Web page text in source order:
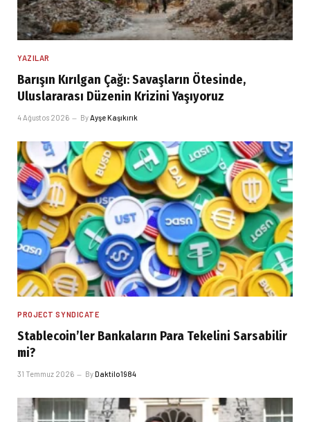
YAZILAR
Barışın Kırılgan Çağı: Savaşların Ötesinde,
Uluslararası Düzenin Krizini Yaşıyoruz
4 Ağustos 2026 ByAyşe Kaşıkırık
PROJECT SYNDICATE
Stablecoin’ler Bankaların Para Tekelini Sarsabilir
mi?
31 Temmuz 2026 ByDaktilo1984